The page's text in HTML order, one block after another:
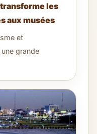
les
aux musées
et
grande